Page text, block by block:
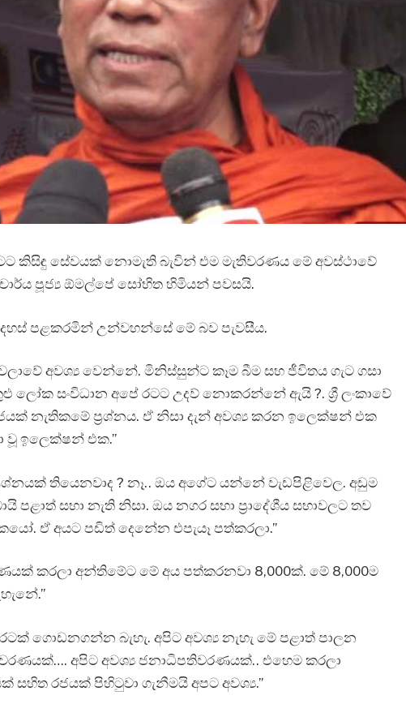
කිසිඳු සේවයක් නොමැති බැවින් එම මැතිවරණය මේ අවස්ථාවේ
පූජ්‍ය ඕමල්පේ සෝභිත හිමියන් පවසයි.
පළකරමින් උන්වහන්සේ මේ බව පැවසීය.
අවශ්‍ය වෙන්නේ. මිනිස්සුන්ට කෑම බීම සහ ජීවිතය ගැට ගසා
ලෝක සංවිධාන අපේ රටට උදව් නොකරන්නේ ඇයි ?. ශ්‍රී ලංකාවේ
නැතිකමේ ප්‍රශ්නය. ඒ නිසා දැන් අවශ්‍ය කරන ඉලෙක්ෂන් එක
වූ ඉලෙක්ෂන් එක.”
තියෙනවාද ? නෑ.. ඔය අගේට යන්නේ වැඩපිළිවෙල. අඩුම
පළාත් සභා නැති නිසා. ඔය නගර සභා ප්‍රාදේශීය සභාවලට තව
ඒ අයට පඩිත් දෙනේන එපැයෑ පත්කරලා.”
කරලා අන්තිමේට මේ අය පත්කරනවා 8,000ක්. මේ 8,000ම
ගොඩනගන්න බැහැ. අපිට අවශ්‍ය නැහැ මේ පළාත් පාලන
අපිට අවශ්‍ය ජනාධිපතිවරණයක්.. එහෙම කරලා
රජයක් පිහිටුවා ගැනීමයි අපට අවශ්‍ය.”